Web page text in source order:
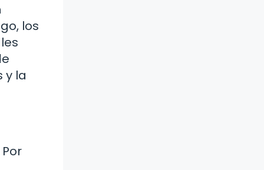
los
y la